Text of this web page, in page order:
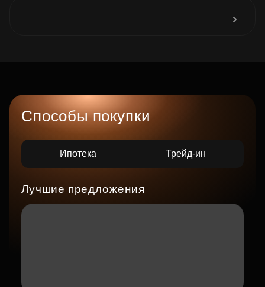
Способы покупки
Ипотека Трейд-ин
Лучшие предложения